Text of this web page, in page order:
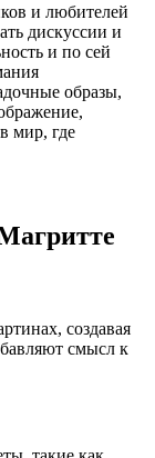
и любителей
дискуссии и
и по сей
образы,
мир, где
создавая
смысл к